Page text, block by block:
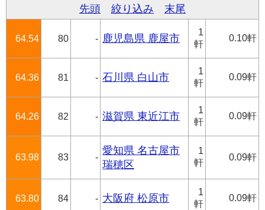
先頭 絞り込み 末尾
64.54 80 - 鹿児島県 鹿屋市
1
軒
0.10軒
64.36 81 - 石川県 白山市
1
軒
0.09軒
64.26 82 - 滋賀県 東近江市
1
軒
0.09軒
63.98 83 -
愛知県 名古屋市
瑞穂区
1
軒
0.09軒
63.80 84 - 大阪府 松原市
1
軒
0.09軒